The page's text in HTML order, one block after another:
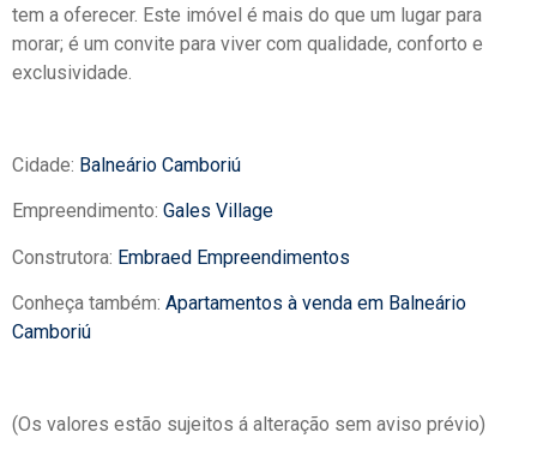
tem a oferecer. Este imóvel é mais do que um lugar para
morar; é um convite para viver com qualidade, conforto e
exclusividade.
Cidade: Balneário Camboriú
Empreendimento: Gales Village
Construtora: Embraed Empreendimentos
Conheça também: Apartamentos à venda em Balneário
Camboriú
(Os valores estão sujeitos á alteração sem aviso prévio)